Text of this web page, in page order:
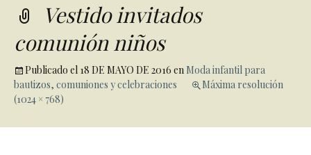
Vestido invitados
comunión niños
Publicado el 18 DE MAYO DE 2016 en Moda infantil para
bautizos, comuniones y celebraciones
Máxima resolución
(1024 × 768)